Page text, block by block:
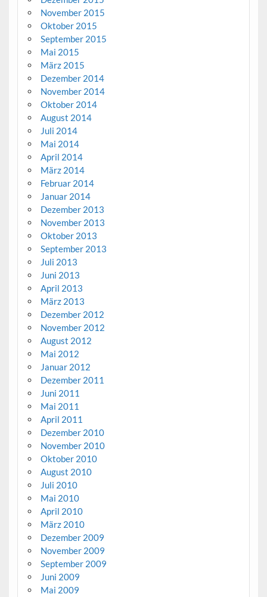
November 2015
Oktober 2015
September 2015
Mai 2015
März 2015
Dezember 2014
November 2014
Oktober 2014
August 2014
Juli 2014
Mai 2014
April 2014
März 2014
Februar 2014
Januar 2014
Dezember 2013
November 2013
Oktober 2013
September 2013
Juli 2013
Juni 2013
April 2013
März 2013
Dezember 2012
November 2012
August 2012
Mai 2012
Januar 2012
Dezember 2011
Juni 2011
Mai 2011
April 2011
Dezember 2010
November 2010
Oktober 2010
August 2010
Juli 2010
Mai 2010
April 2010
März 2010
Dezember 2009
November 2009
September 2009
Juni 2009
Mai 2009